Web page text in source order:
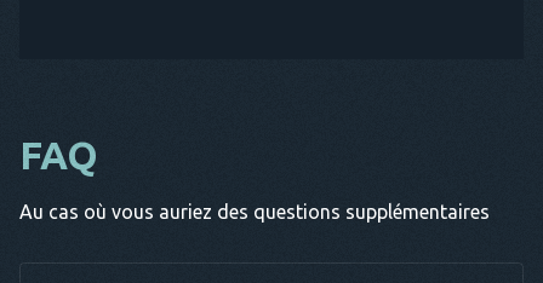
FAQ
Au cas où vous auriez des questions supplémentaires